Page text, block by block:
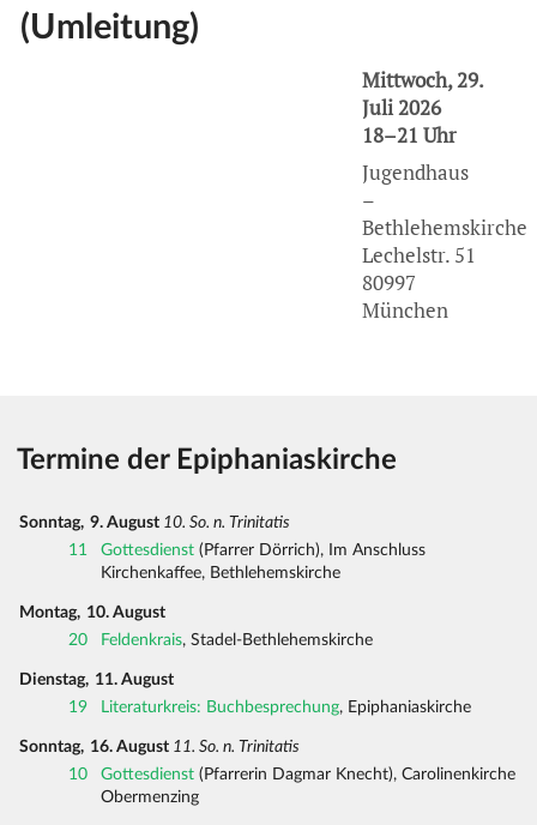
(Umleitung)
Mittwoch, 29.
Juli 2026
18–21 Uhr
Jugendhaus
–
Bethlehemskirche
Lechelstr. 51
80997
München
Termine der Epiphaniaskirche
Sonntag, 9. August 10. So. n. Trinitatis
11
Gottesdienst (Pfarrer Dörrich), Im Anschluss
Kirchenkaffee, Bethlehemskirche
Montag, 10. August
20
Feldenkrais, Stadel-Bethlehemskirche
Dienstag, 11. August
19
Literaturkreis: Buchbesprechung, Epiphaniaskirche
Sonntag, 16. August 11. So. n. Trinitatis
10
Gottesdienst (Pfarrerin Dagmar Knecht), Carolinenkirche
Obermenzing